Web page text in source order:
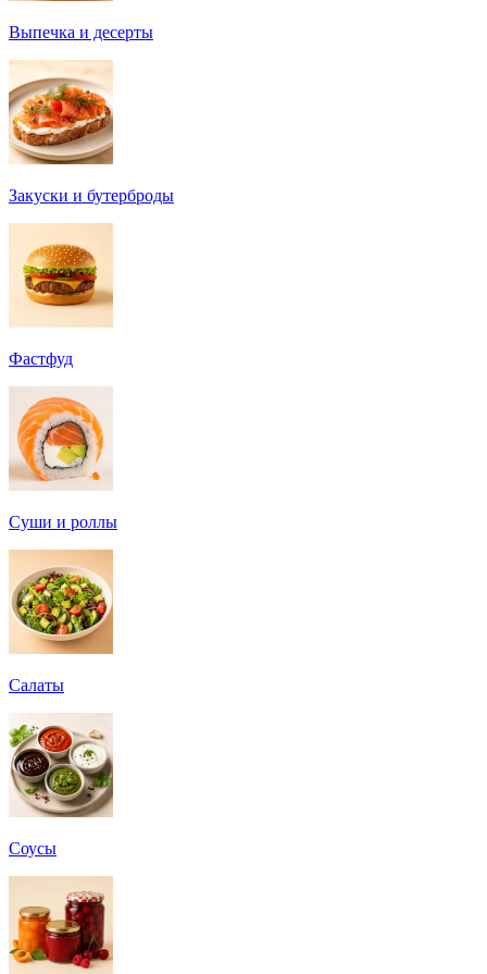
Выпечка и десерты
Закуски и бутерброды
Фастфуд
Суши и роллы
Салаты
Соусы